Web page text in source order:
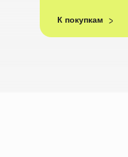
К покупкам